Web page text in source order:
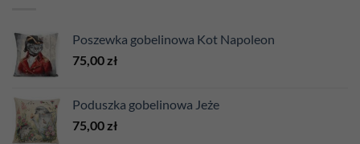
Poszewka gobelinowa Kot Napoleon
75,00 zł
Poduszka gobelinowa Jeże
75,00 zł